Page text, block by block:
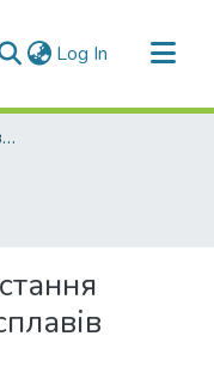
Log In (current)
06. Видання НУ "Запорізька політехніка"